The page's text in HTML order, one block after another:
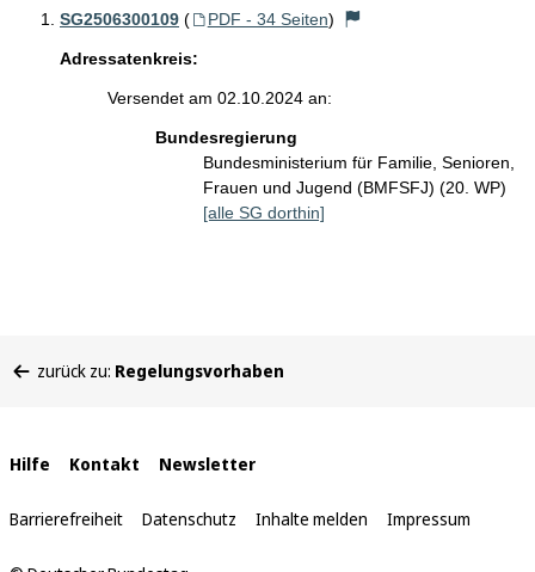
SG2506300109 ( PDF - 34 Seiten)
Adressatenkreis:
Versendet am 02.10.2024 an:
Bundesregierung
Bundesministerium für Familie, Senioren,
Frauen und Jugend (BMFSFJ) (20. WP)
[alle SG dorthin]
befinden
zurück zu: Regelungsvorhaben
Interne
Links
Hilfe Kontakt Newsletter
Barrierefreiheit Datenschutz Inhalte melden Impressum